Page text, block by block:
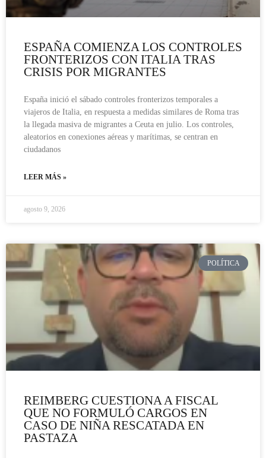
ESPAÑA COMIENZA LOS CONTROLES
FRONTERIZOS CON ITALIA TRAS
CRISIS POR MIGRANTES
España inició el sábado controles fronterizos temporales a
viajeros de Italia, en respuesta a medidas similares de Roma tras
la llegada masiva de migrantes a Ceuta en julio. Los controles,
aleatorios en conexiones aéreas y marítimas, se centran en
ciudadanos
LEER MÁS »
agosto 9, 2026
POLÍTICA
REIMBERG CUESTIONA A FISCAL
QUE NO FORMULÓ CARGOS EN
CASO DE NIÑA RESCATADA EN
PASTAZA